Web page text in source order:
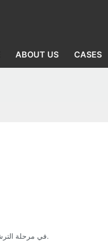
ABOUT US CASES
3. في مرحلة الترشيح، يعتمد الفراغ بشكل أساسي على قاع الخزان. ولتحسين كفاءة الترشيح، يمكن تطبيق ضغط موجب داخل الخزان، لا يتجاوز عادةً 0.1 ميجا باسكال.